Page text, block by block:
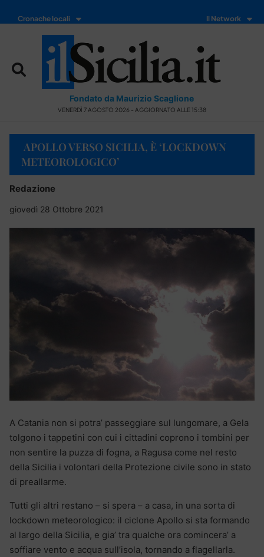
Cronache locali Il Network
Fondato da Maurizio Scaglione
VENERDÌ 7 AGOSTO 2026 - AGGIORNATO ALLE 15:38
APOLLO VERSO SICILIA, È ‘LOCKDOWN
METEOROLOGICO’
Redazione
giovedì 28 Ottobre 2021
A Catania non si potra’ passeggiare sul lungomare, a Gela
tolgono i tappetini con cui i cittadini coprono i tombini per
non sentire la puzza di fogna, a Ragusa come nel resto
della Sicilia i volontari della Protezione civile sono in stato
di preallarme.
Tutti gli altri restano – si spera – a casa, in una sorta di
lockdown meteorologico: il ciclone Apollo si sta formando
al largo della Sicilia, e gia’ tra qualche ora comincera’ a
soffiare vento e acqua sull’isola, tornando a flagellarla.